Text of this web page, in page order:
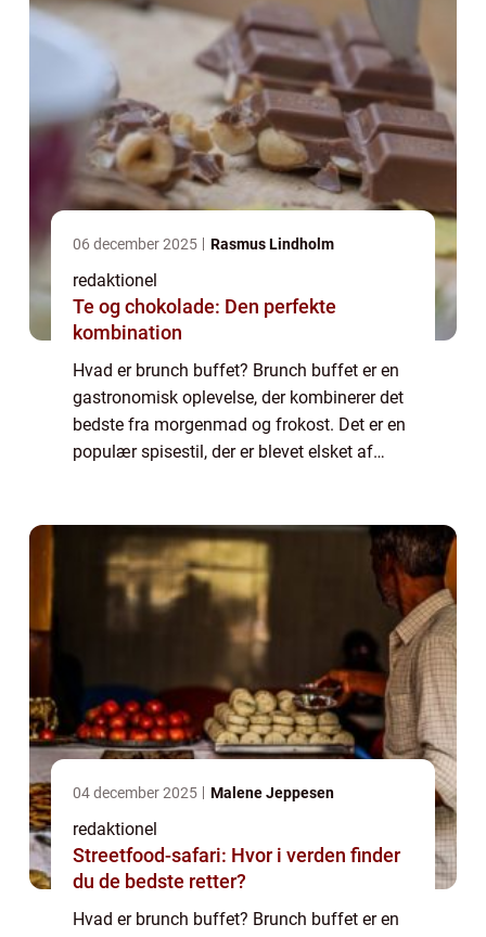
06 december 2025 Rasmus Lindholm
redaktionel
Te og chokolade: Den perfekte
kombination
Hvad er brunch buffet? Brunch buffet er en
gastronomisk oplevelse, der kombinerer det
bedste fra morgenmad og frokost. Det er en
populær spisestil, der er blevet elsket af
04 december 2025 Malene Jeppesen
redaktionel
Streetfood-safari: Hvor i verden finder
du de bedste retter?
Hvad er brunch buffet? Brunch buffet er en